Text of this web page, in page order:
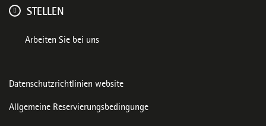
STELLEN
Arbeiten Sie bei uns
Datenschutzrichtlinien website
Allgemeine Reservierungsbedingunge